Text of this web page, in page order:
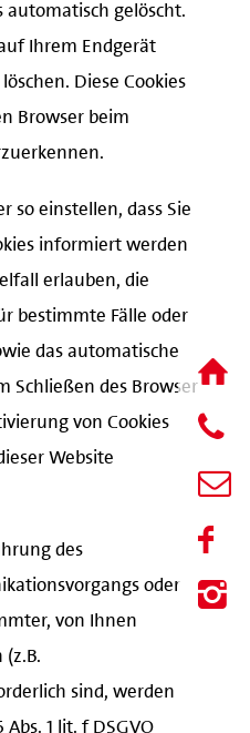
automatisch gelöscht.
Ihrem Endgerät
Diese Cookies
Browser beim
so einstellen, dass Sie
informiert werden
erlauben, die
bestimmte Fälle oder
das automatische
Schließen des Browser
von Cookies
Website
des
oder
von Ihnen
sind, werden
1 lit. f DSGVO